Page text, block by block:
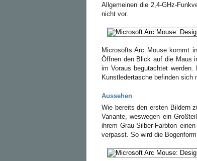
Allgemeinen die 2,4-GHz-
nicht vor.
Microsofts Arc Mouse kommt
Öffnen den Blick auf die Maus
im Voraus begutachtet
Kunstledertasche befinden sich
Aussehen
Wie bereits den ersten Bildern
Variante, weswegen ein
ihrem Grau-Silber-Farbton
verpasst. So wird die